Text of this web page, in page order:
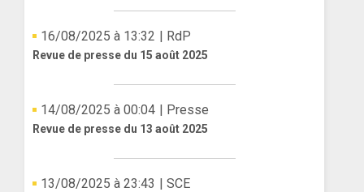
16/08/2025 à 13:32 | RdP
Revue de presse du 15 août 2025
14/08/2025 à 00:04 | Presse
Revue de presse du 13 août 2025
13/08/2025 à 23:43 | SCE